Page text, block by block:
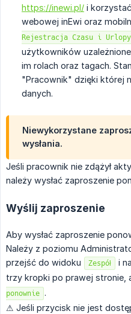
https://inewi.pl/ i
webowej inEwi oraz
Rejestracja Czasu i Urlopy
użytkowników
im rolach oraz tagach.
"Pracownik" dzięki której
danych.
Niewykorzystane
wysłania.
Jeśli pracownik nie zdążył
należy wysłać zaproszenie
Wyślij zaproszenie
Aby wysłać zaproszenie
Należy z poziomu
przejść do widoku
Zespół
i
trzy kropki po prawej stronie,
ponownie .
⚠ Jeśli przycisk nie jest